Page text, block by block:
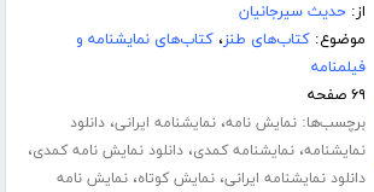
از:حدیث سیرجانیان
موضوع:کتاب‌های طنز،کتاب‌های نمایشنامه و
فیلمنامه
۶۹ صفحه
برچسب‌ها:نمایش نامه،نمایشنامه ایرانی،دانلود
نمایشنامه،نمایشنامه کمدی،دانلود نمایش نامه کمدی،
دانلود نمایشنامه ایرانی،نمایش کوتاه،نمایش نامه